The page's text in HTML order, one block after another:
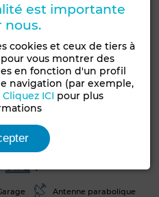
Etat
Bon état / habitable
Orientation
Est
Nombre d'étages
1
Antenne parabolique
est importante
nous.
cookies et ceux de tiers à
vous montrer des
en fonction d'un profil
navigation (par exemple,
Cliquez ICI pour plus